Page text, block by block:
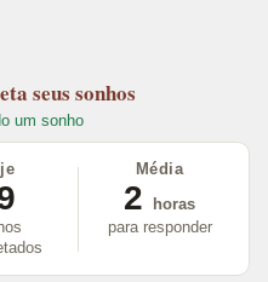
seus sonhos
um sonho
Média
2
horas
para responder